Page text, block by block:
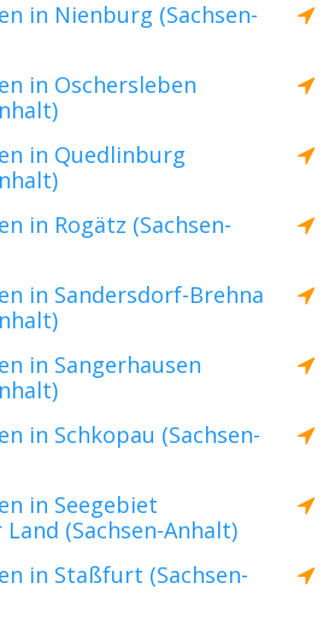
in Nienburg (Sachsen-
in Oschersleben
in Quedlinburg
in Rogätz (Sachsen-
in Sandersdorf-Brehna
in Sangerhausen
in Schkopau (Sachsen-
in Seegebiet
(Sachsen-Anhalt)
in Staßfurt (Sachsen-